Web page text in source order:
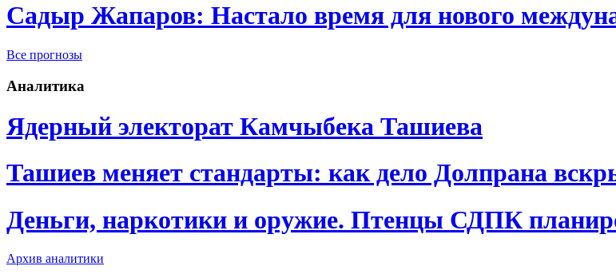
Садыр Жапаров: Настало время для нового
Все прогнозы
Аналитика
Ядерный электорат Камчыбека Ташиева
Ташиев меняет стандарты: как дело Долпрана
Деньги, наркотики и оружие. Птенцы СДПК
Архив аналитики